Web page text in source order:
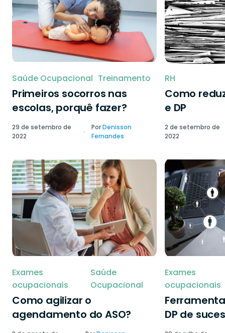
Saúde Ocupacional Treinamento
Primeiros socorros nas
escolas, porquê fazer?
29 de setembro de
2022
PorDenisson
Fernandes
RH
Como
e DP
2 de setembro de
2022
Exames
ocupacionais
Saúde
Ocupacional
Como agilizar o
agendamento do ASO?
Exames
ocupacionais
DP de